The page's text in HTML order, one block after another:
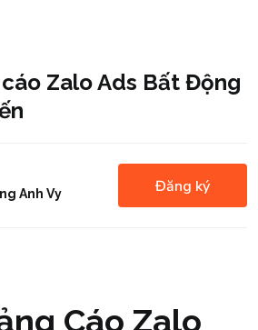
cáo Zalo Ads Bất Động
Anh Vy Đăng ký
Cáo Zalo